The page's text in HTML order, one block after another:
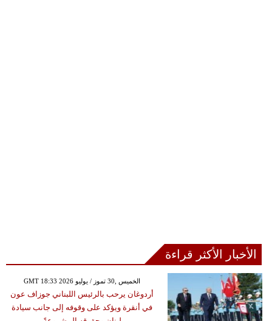
الأخبار الأكثر قراءة
GMT 18:33 2026 الخميس ,30 تموز / يوليو
أردوغان يرحب بالرئيس اللبناني جوزاف عون
في أنقرة ويؤكد على وقوفه إلى جانب سيادة